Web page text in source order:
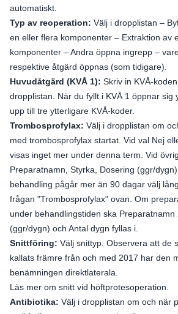
automatiskt.
Typ av reoperation: Välj i dropplistan –
en eller flera komponenter – Extraktion av
komponenter – Andra öppna ingrepp –
respektive åtgärd öppnas (som tidigare).
Huvudåtgärd (KVÅ 1): Skriv in KVÅ-
dropplistan. När du fyllt i KVÅ 1 öppnar sig
upp till tre ytterligare KVÅ-koder.
Trombosprofylax: Välj i dropplistan om
med trombosprofylax startat. Vid val Nej
visas inget mer under denna term. Vid
Preparatnamn, Styrka, Dosering (ggr/
behandling pågår mer än 90 dagar välj
frågan "Trombosprofylax" ovan. Om
under behandlingstiden ska Preparatnamn
(ggr/dygn) och Antal dygn fyllas i.
Snittföring: Välj snittyp. Observera att de
kallats främre från och med 2017 har den
benämningen direktlaterala.
Läs mer om snitt vid höftprotesoperation.
Antibiotika: Välj i dropplistan om och när